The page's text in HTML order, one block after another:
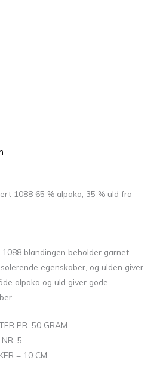
1088 65 % alpaka, 35 % uld fra
blandingen beholder garnet
egenskaber, og ulden giver
alpaka og uld giver gode
PR. 50 GRAM
5
= 10 CM